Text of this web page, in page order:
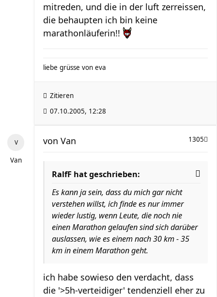
mitreden, und die in der luft zerreissen,
die behaupten ich bin keine
marathonläuferin!!
liebe grüsse von eva
Zitieren
07.10.2005, 12:28
Van
1305
von Van
RalfF hat geschrieben:
Es kann ja sein, dass du mich gar nicht
verstehen willst, ich finde es nur immer
wieder lustig, wenn Leute, die noch nie
einen Marathon gelaufen sind sich darüber
auslassen, wie es einem nach 30 km - 35
km in einem Marathon geht.
ich habe sowieso den verdacht, dass
die '>5h-verteidiger' tendenziell eher zu